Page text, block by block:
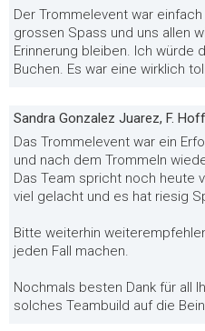
Der Trommelevent war
grossen Spass und uns allen
Erinnerung bleiben. Ich würde
Buchen. Es war eine wirklich
Sandra Gonzalez Juarez, F.
Das Trommelevent war ein
und nach dem Trommeln
Das Team spricht noch heute
viel gelacht und es hat riesig
Bitte weiterhin
jeden Fall machen.
Nochmals besten Dank für all
solches Teambuild auf die